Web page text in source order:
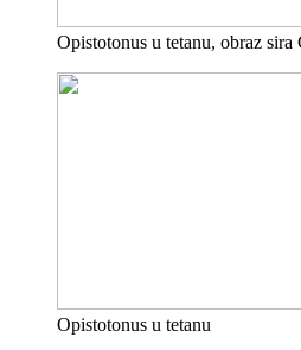
Opistotonus u tetanu, obraz
Opistotonus u tetanu